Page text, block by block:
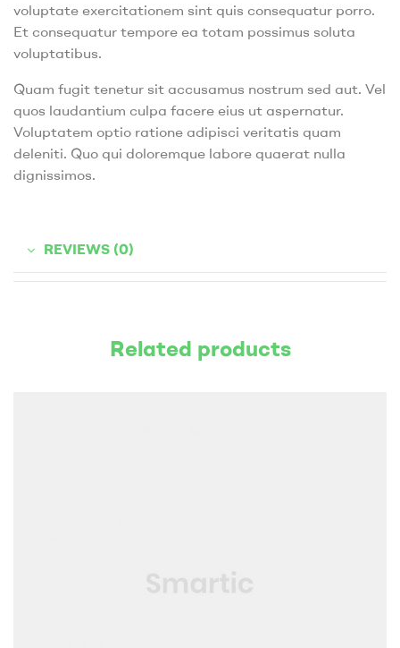
voluptate exercitationem sint quis consequatur porro.
Et consequatur tempore ea totam possimus soluta
voluptatibus.
Quam fugit tenetur sit accusamus nostrum sed aut. Vel
quos laudantium culpa facere eius ut aspernatur.
Voluptatem optio ratione adipisci veritatis quam
deleniti. Quo qui doloremque labore quaerat nulla
dignissimos.
REVIEWS (0)
Related products